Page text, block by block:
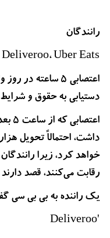
رانندگان
Deliveroo، Uber Eats و Just Eat
اعتصابی ۵ ساعته
دستیابی به حقوق و شرایط
داشت، احتمالاً تحویل
خواهد کرد، زیرا
رقابت می‌کنند، قصد
یک راننده به بی بی سی
'Deliveroo